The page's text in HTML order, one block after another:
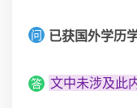
问 已获国外学历
答 文中未涉及此